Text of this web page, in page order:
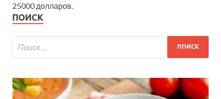
25000 долларов.
ПОИСК